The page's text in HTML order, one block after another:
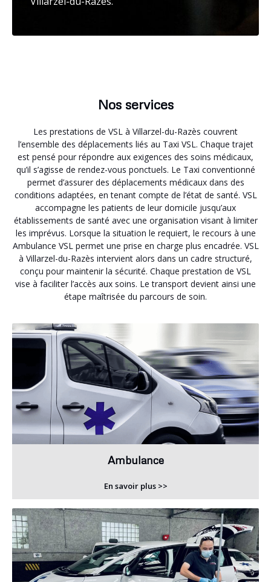
Nos services
Les prestations de VSL à Villarzel-du-Razès couvrent
l’ensemble des déplacements liés au Taxi VSL. Chaque trajet
est pensé pour répondre aux exigences des soins médicaux,
qu’il s’agisse de rendez-vous ponctuels. Le Taxi conventionné
permet d’assurer des déplacements médicaux dans des
conditions adaptées, en tenant compte de l’état de santé. VSL
accompagne les patients de leur domicile jusqu’aux
établissements de santé avec une organisation visant à limiter
les imprévus. Lorsque la situation le requiert, le recours à une
Ambulance VSL permet une prise en charge plus encadrée. VSL
à Villarzel-du-Razès intervient alors dans un cadre structuré,
conçu pour maintenir la sécurité. Chaque prestation de VSL
vise à faciliter l’accès aux soins. Le transport devient ainsi une
étape maîtrisée du parcours de soin.
Ambulance
En savoir plus >>